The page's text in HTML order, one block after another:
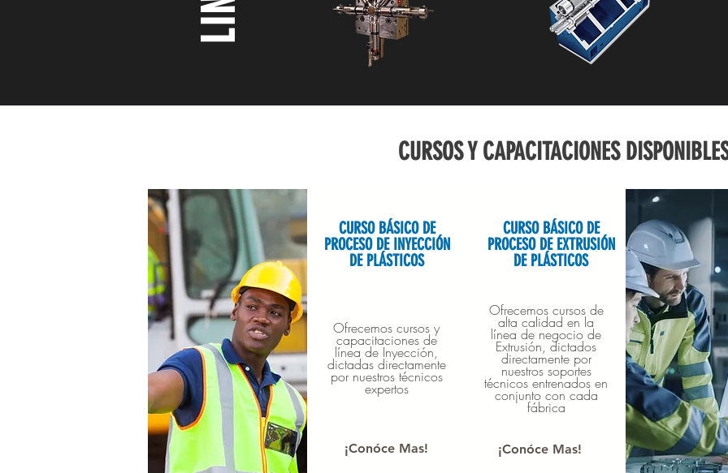
CURSOS Y CAPACITACIONES
CURSO BÁSICO DE
PROCESO DE INYECCIÓN
DE PLÁSTICOS
Ofrecemos cursos y
capacitaciones de
línea de Inyección,
dictadas directamente
por nuestros técnicos
expertos
¡Conóce Mas!
CURSO BÁSICO DE
PROCESO DE EXTRUSIÓN
DE PLÁSTICOS
Ofrecemos cursos de
alta calidad en la
línea de negocio de
Extrusión, dictados
directamente por
nuestros soportes
técnicos entrenados en
conjunto con cada
fábrica
¡Conóce Mas!